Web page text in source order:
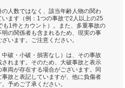
の人数ではなく、該当年齢人物の関わ
ます（例：1つの事故で2人以上の25
も1件とカウント）。また、多重事故の
の関係者も含まれるため、現実の事
います。ご注意ください。
中破・小破・損害なし）は、その事故
れます。そのため、大破事故と表示
両が存在する場合がございます。同
故と表記していますが、他に負傷者
予めご了承ください。